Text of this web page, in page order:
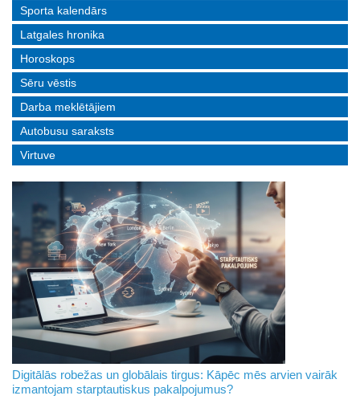
Sporta kalendārs
Latgales hronika
Horoskops
Sēru vēstis
Darba meklētājiem
Autobusu saraksts
Virtuve
Digitālās robežas un globālais tirgus: Kāpēc mēs arvien vairāk
izmantojam starptautiskus pakalpojumus?